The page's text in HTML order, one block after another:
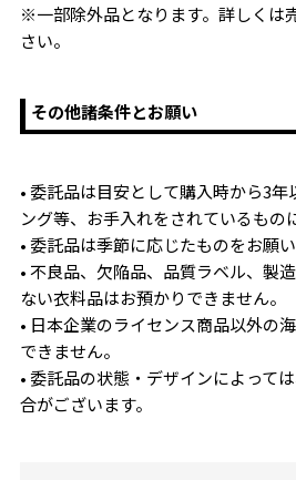
※一部除外品となります。詳しくは
さい。
その他諸条件とお願い
• 委託品は目安として購入時から3
ング等、お手入れをされているもの
• 委託品は季節に応じたものをお願い
• 不良品、欠陥品、品質ラベル、製
ない衣料品はお預かりできません。
• 日本企業のライセンス商品以外の
できません。
• 委託品の状態・デザインによって
合がございます。